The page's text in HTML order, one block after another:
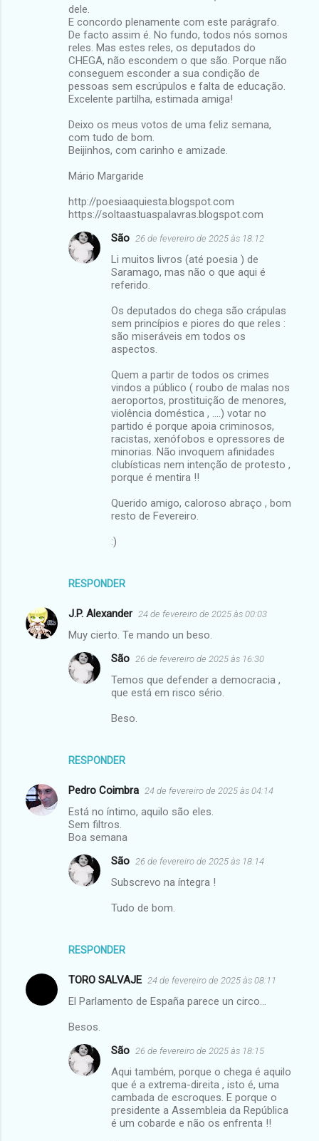
dele.
E concordo plenamente com este parágrafo.
De facto assim é. No fundo, todos nós somos
reles. Mas estes reles, os deputados do
CHEGA, não escondem o que são. Porque não
conseguem esconder a sua condição de
pessoas sem escrúpulos e falta de educação.
Excelente partilha, estimada amiga!
Deixo os meus votos de uma feliz semana,
com tudo de bom.
Beijinhos, com carinho e amizade.
Mário Margaride
http://poesiaaquiesta.blogspot.com
https://soltaastuaspalavras.blogspot.com
RESPONDER
São 26 de fevereiro de 2025 às 18:12
Li muitos livros (até poesia ) de
Saramago, mas não o que aqui é
referido.
Os deputados do chega são crápulas
sem princípios e piores do que reles :
são miseráveis em todos os
aspectos.
Quem a partir de todos os crimes
vindos a público ( roubo de malas nos
aeroportos, prostituição de menores,
violência doméstica , ....) votar no
partido é porque apoia criminosos,
racistas, xenófobos e opressores de
minorias. Não invoquem afinidades
clubísticas nem intenção de protesto ,
porque é mentira !!
Querido amigo, caloroso abraço , bom
resto de Fevereiro.
:)
J.P. Alexander 24 de fevereiro de 2025 às 00:03
Muy cierto. Te mando un beso.
RESPONDER
São 26 de fevereiro de 2025 às 16:30
Temos que defender a democracia ,
que está em risco sério.
Beso.
Pedro Coimbra 24 de fevereiro de 2025 às 04:14
Está no íntimo, aquilo são eles.
Sem filtros.
Boa semana
RESPONDER
São 26 de fevereiro de 2025 às 18:14
Subscrevo na íntegra !
Tudo de bom.
TORO SALVAJE 24 de fevereiro de 2025 às 08:11
El Parlamento de España parece un circo...
Besos.
São 26 de fevereiro de 2025 às 18:15
Aqui também, porque o chega é aquilo
que é a extrema-direita , isto é, uma
cambada de escroques. E porque o
presidente a Assembleia da República
é um cobarde e não os enfrenta !!